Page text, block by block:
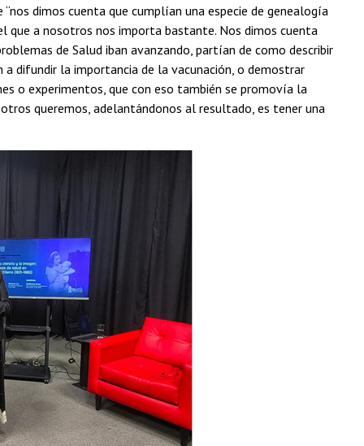
dimos cuenta que cumplían una especie de genealogía
que a nosotros nos importa bastante. Nos dimos cuenta
de Salud iban avanzando, partían de como describir
a difundir la importancia de la vacunación, o demostrar
o experimentos, que con eso también se promovía la
queremos, adelantándonos al resultado, es tener una